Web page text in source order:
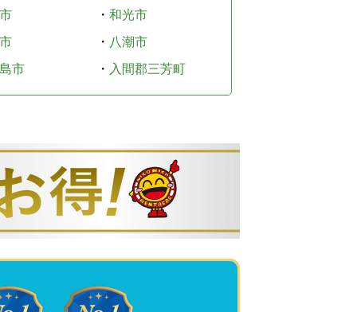
・ 和光市
・ 八潮市
市
・ 入間郡三芳町